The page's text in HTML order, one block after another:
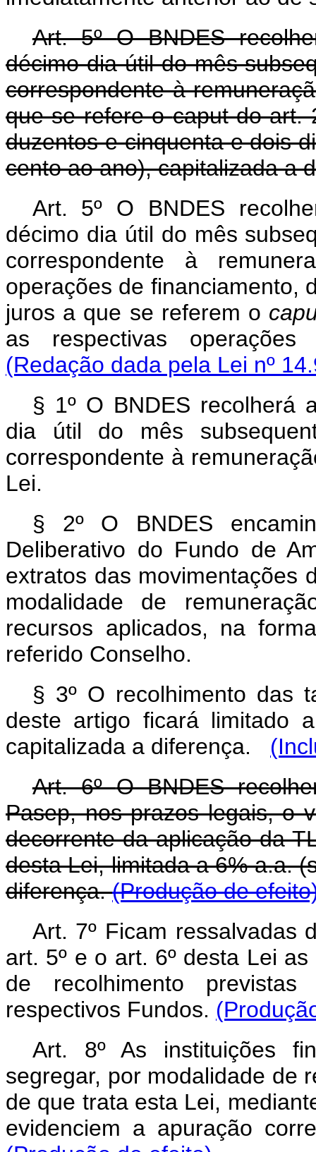
Art. 5ºO BNDES
décimo dia útil do mês
correspondente à
que se refere ocaputdo art.
duzentos e cinquenta e dois
cento ao ano), capitalizada a
Art. 5º O BNDES
décimo dia útil do mês
correspondente à
operações de financiamento,
juros a que se referem o
as respectivas
(Redação dada pela Lei nº
§ 1º O BNDES recolherá
dia útil do mês
correspondente à
Lei.
§ 2º O BNDES
Deliberativo do Fundo de
extratos das movimentações
modalidade de
recursos aplicados, na
referido Conselho.
§ 3º O recolhimento
deste artigo ficará limitado
capitalizada a diferença.
Art. 6ºO BNDES
Pasep, nos prazos legais, o
decorrente da aplicação da
desta Lei, limitada a 6% a.a.
diferença.(Produção de
Art. 7º Ficam ressalvadas
art. 5º e o art. 6º desta Lei
de recolhimento
respectivos Fundos.
Art. 8ºAs instituições
segregar, por modalidade de
de que trata esta Lei,
evidenciem a apuração